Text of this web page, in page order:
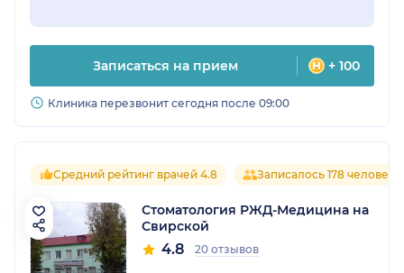
Записаться на прием + 100
Клиника перезвонит сегодня после 09:00
Средний рейтинг врачей 4.8 Записалось 178 человек
Стоматология РЖД-Медицина на
Свирской
4.8 20 отзывов